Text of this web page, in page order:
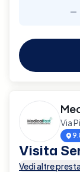
-
Via
Visita
Vedi altre